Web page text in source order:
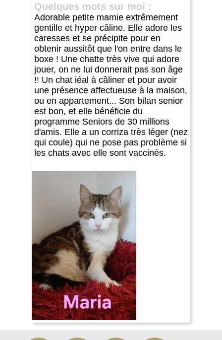
Quelques mots sur moi :
Adorable petite mamie extrêmement
gentille et hyper câline. Elle adore les
caresses et se précipite pour en
obtenir aussitôt que l'on entre dans le
boxe ! Une chatte très vive qui adore
jouer, on ne lui donnerait pas son âge
!! Un chat iéal à câliner et pour avoir
une présence affectueuse à la maison,
ou en appartement... Son bilan senior
est bon, et elle bénéficie du
programme Seniors de 30 millions
d'amis. Elle a un corriza très léger (nez
qui coule) qui ne pose pas problème si
les chats avec elle sont vaccinés.